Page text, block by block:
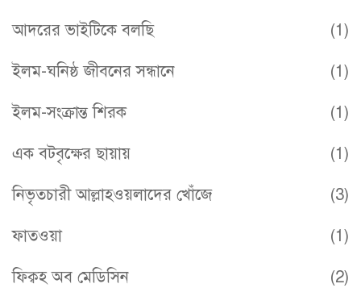
আদরের ভাইটিকে বলছি (1)
ইলম-ঘনিষ্ঠ জীবনের সন্ধানে (1)
ইলম-সংক্রান্ত শিরক (1)
এক বটবৃক্ষের ছায়ায় (1)
নিভৃতচারী আল্লাহওয়লাদের খোঁজে (3)
ফাতওয়া (1)
ফিক্বহ অব মেডিসিন (2)